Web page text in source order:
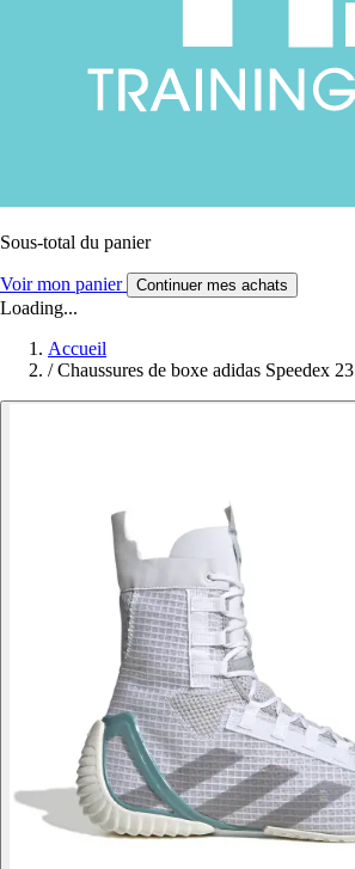
Sous-total du panier
Voir mon panier Continuer mes achats
Loading...
Accueil
/ Chaussures de boxe adidas Speedex 23